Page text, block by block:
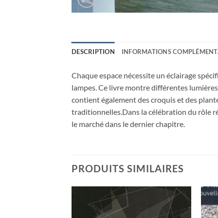
DESCRIPTION INFORMATIONS
Chaque espace nécessite un éclairage
lampes. Ce livre montre différentes
contient également des croquis et des
traditionnelles.Dans la célébration du rôle
le marché dans le dernier chapitre.
PRODUITS SIMILAIRES